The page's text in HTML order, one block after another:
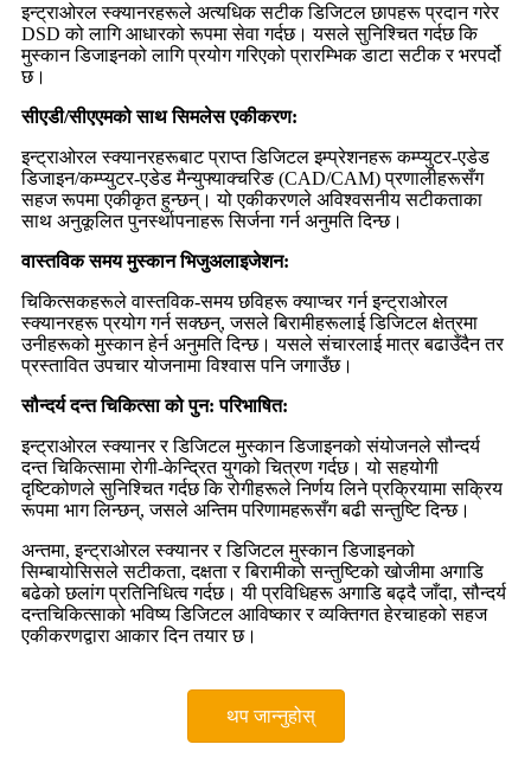
इन्ट्राओरल स्क्यानरहरूले अत्यधिक सटीक डिजिटल छापहरू प्रदान गरेर
DSD को लागि आधारको रूपमा सेवा गर्दछ। यसले सुनिश्चित गर्दछ कि
मुस्कान डिजाइनको लागि प्रयोग गरिएको प्रारम्भिक डाटा सटीक र भरपर्दो
छ।
सीएडी/सीएएमको साथ सिमलेस एकीकरण:
इन्ट्राओरल स्क्यानरहरूबाट प्राप्त डिजिटल इम्प्रेशनहरू कम्प्युटर-एडेड
डिजाइन/कम्प्युटर-एडेड मैन्युफ्याक्चरिङ (CAD/CAM) प्रणालीहरूसँग
सहज रूपमा एकीकृत हुन्छन्। यो एकीकरणले अविश्वसनीय सटीकताका
साथ अनुकूलित पुनर्स्थापनाहरू सिर्जना गर्न अनुमति दिन्छ।
वास्तविक समय मुस्कान भिजुअलाइजेशन:
चिकित्सकहरूले वास्तविक-समय छविहरू क्याप्चर गर्न इन्ट्राओरल
स्क्यानरहरू प्रयोग गर्न सक्छन्, जसले बिरामीहरूलाई डिजिटल क्षेत्रमा
उनीहरूको मुस्कान हेर्न अनुमति दिन्छ। यसले संचारलाई मात्र बढाउँदैन तर
प्रस्तावित उपचार योजनामा ​​विश्वास पनि जगाउँछ।
सौन्दर्य दन्त चिकित्सा को पुन: परिभाषित:
इन्ट्राओरल स्क्यानर र डिजिटल मुस्कान डिजाइनको संयोजनले सौन्दर्य
दन्त चिकित्सामा रोगी-केन्द्रित युगको चित्रण गर्दछ। यो सहयोगी
दृष्टिकोणले सुनिश्चित गर्दछ कि रोगीहरूले निर्णय लिने प्रक्रियामा सक्रिय
रूपमा भाग लिन्छन्, जसले अन्तिम परिणामहरूसँग बढी सन्तुष्टि दिन्छ।
अन्तमा, इन्ट्राओरल स्क्यानर र डिजिटल मुस्कान डिजाइनको
सिम्बायोसिसले सटीकता, दक्षता र बिरामीको सन्तुष्टिको खोजीमा अगाडि
बढेको छलांग प्रतिनिधित्व गर्दछ। यी प्रविधिहरू अगाडि बढ्दै जाँदा, सौन्दर्य
दन्तचिकित्साको भविष्य डिजिटल आविष्कार र व्यक्तिगत हेरचाहको सहज
एकीकरणद्वारा आकार दिन तयार छ।
थप जान्नुहोस्